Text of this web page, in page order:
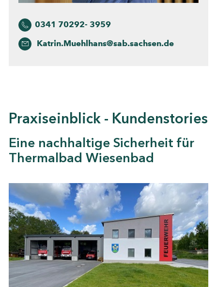
0341 70292- 3959
Katrin.Muehlhans@sab.sachsen.de
Praxiseinblick - Kundenstories
Eine nachhaltige Sicherheit für
Thermalbad Wiesenbad